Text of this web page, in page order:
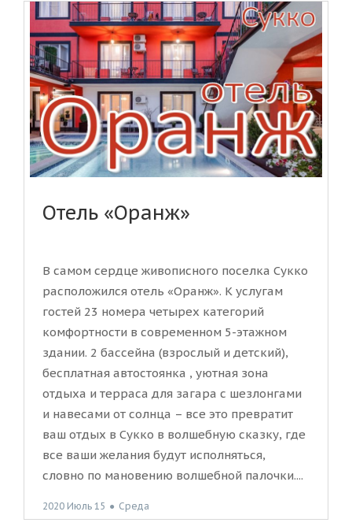
Отель «Оранж»
В самом сердце живописного поселка Сукко
расположился отель «Оранж». К услугам
гостей 23 номера четырех категорий
комфортности в современном 5-этажном
здании. 2 бассейна (взрослый и детский),
бесплатная автостоянка , уютная зона
отдыха и терраса для загара с шезлонгами
и навесами от солнца – все это превратит
ваш отдых в Сукко в волшебную сказку, где
все ваши желания будут исполняться,
словно по мановению волшебной палочки....
2020 Июль 15 ● Среда